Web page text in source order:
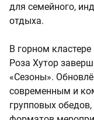
для семейного,
отдыха.
В горном
Роза Хутор
«Сезоны».
современным и
групповых